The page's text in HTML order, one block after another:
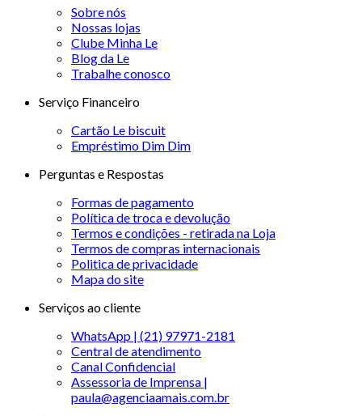
Sobre nós
Nossas lojas
Clube Minha Le
Blog da Le
Trabalhe conosco
Serviço Financeiro
Cartão Le biscuit
Empréstimo Dim Dim
Perguntas e Respostas
Formas de pagamento
Política de troca e devolução
Termos e condições - retirada na Loja
Termos de compras internacionais
Politica de privacidade
Mapa do site
Serviços ao cliente
WhatsApp | (21) 97971-2181
Central de atendimento
Canal Confidencial
Assessoria de Imprensa |
paula@agenciaamais.com.br